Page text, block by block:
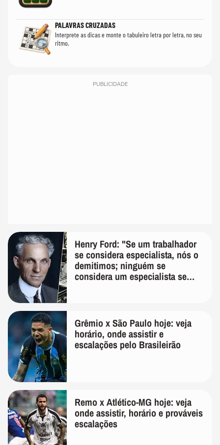
PALAVRAS CRUZADAS
Interprete as dicas e monte o tabuleiro letra por letra, no seu
ritmo.
PUBLICIDADE
Henry Ford: "Se um trabalhador
se considera especialista, nós o
demitimos; ninguém se
considera um especialista se
Grêmio x São Paulo hoje: veja
horário, onde assistir e
escalações pelo Brasileirão
Remo x Atlético-MG hoje: veja
onde assistir, horário e prováveis
escalações